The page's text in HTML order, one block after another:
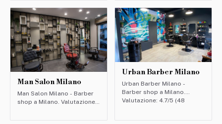
Man Salon Milano
Man Salon Milano - Barber
shop a Milano. Valutazione:
Urban Barber Milano
Urban Barber Milano -
Barber shop a Milano.
Valutazione: 4.7/5 (48